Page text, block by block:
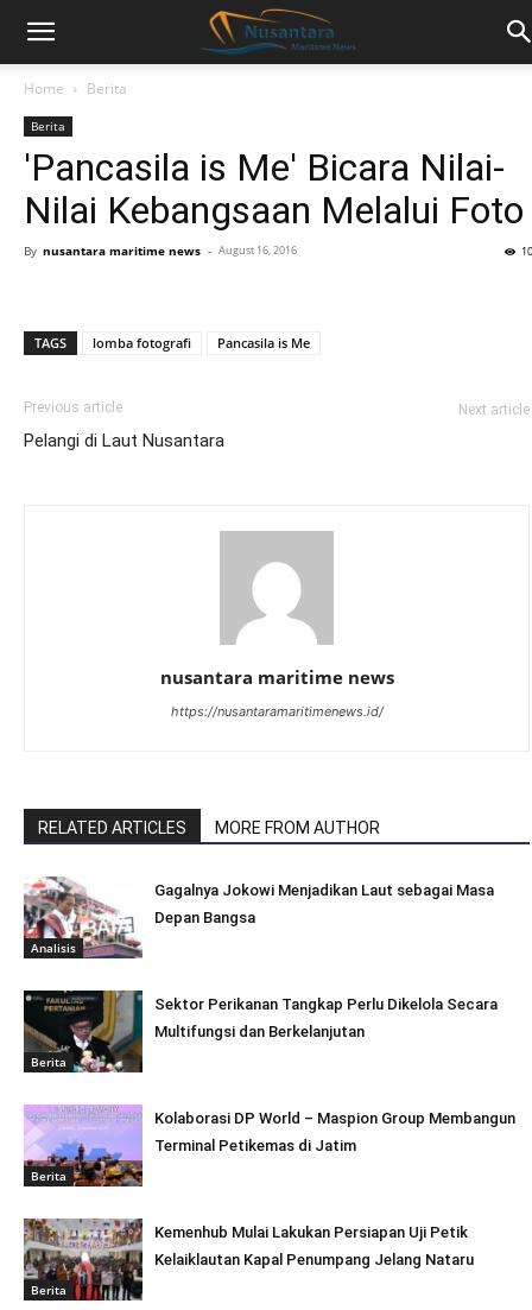
Home Berita
Berita
'Pancasila is Me' Bicara Nilai-
Nilai Kebangsaan Melalui Foto
By nusantara maritime news - August 16, 2016
TAGS lomba fotografi Pancasila is Me
Previous article
Pelangi di Laut Nusantara
Next article
nusantara maritime news
https://nusantaramaritimenews.id/
RELATED ARTICLES MORE FROM AUTHOR
Analisis
Gagalnya Jokowi Menjadikan Laut sebagai Masa
Depan Bangsa
Berita
Sektor Perikanan Tangkap Perlu Dikelola Secara
Multifungsi dan Berkelanjutan
Berita
Kolaborasi DP World – Maspion Group Membangun
Terminal Petikemas di Jatim
Berita
Kemenhub Mulai Lakukan Persiapan Uji Petik
Kelaiklautan Kapal Penumpang Jelang Nataru